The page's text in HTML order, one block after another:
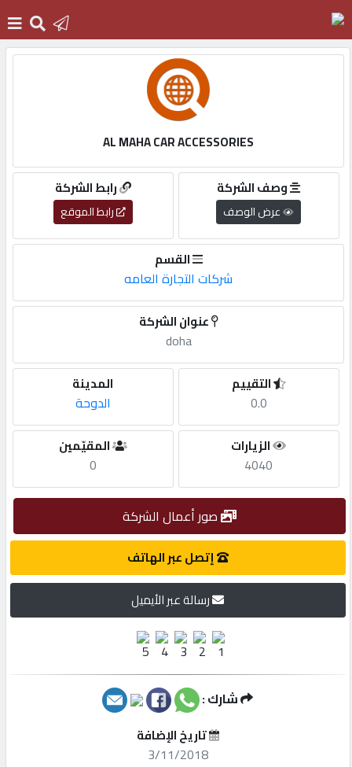
التسجيل
English
أضف
طلب
شركات
AL MAHA CAR ACCESSORIES
رابط الشركة
رابط الموقع
وصف الشركة
عرض الوصف
القسم
شركات التجارة العامه
عنوان الشركة
doha
المدينة
الدوحة
التقييم
0.0
المقيّمين
0
الزيارات
4040
صور أعمال الشركة
إتصل عبر الهاتف
رسالة عبر الأيميل
شارك :
تاريخ الإضافة
3/11/2018